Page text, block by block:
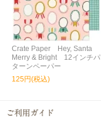
Crate Paper Hey, Santa
Merry & Bright 12インチパ
ターンペーパー
125円(税込)